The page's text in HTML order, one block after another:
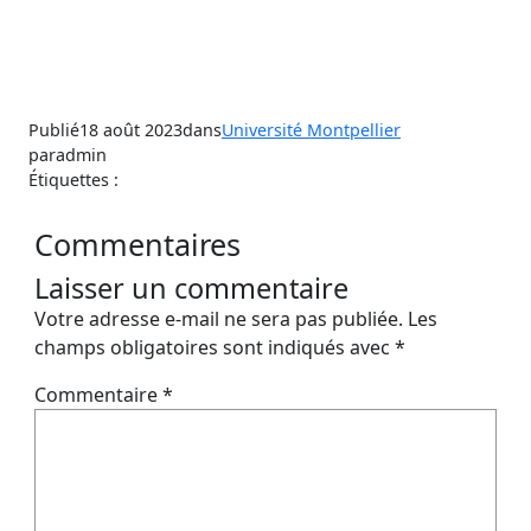
Publié18 août 2023dansUniversité Montpellier
paradmin
Étiquettes :
Commentaires
Laisser un commentaire
Votre adresse e-mail ne sera pas publiée. Les
champs obligatoires sont indiqués avec *
Commentaire*